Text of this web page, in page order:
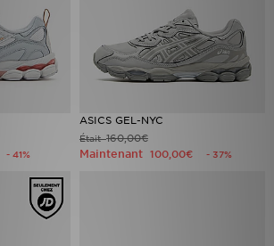
- 41%
ASICS GEL-NYC
Était160,00€
Maintenant 100,00€ - 37%